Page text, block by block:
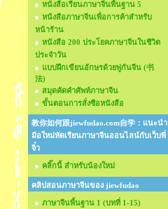
หนังสือเรียนภาษาจีนพื้นฐาน 5
หนังสือภาษาจีนเพื่อการค้าสำหรับ
หน้าร้าน
หนังสือ 200 ประโยคภาษาจีนในชีวิต
ประจำวัน
แบบฝึกเขียนอักษรด้วยพู่กันจีน (书
法)
สมุดคัดคำศัพท์ภาษาจีน
ขั้นตอนการสั่งซือหนังสือ
教你如何跟jiewfudao.com自学：แนะนำ
มือใหม่หัดเรียนภาษาจีนออนไลน์กับเว็บพี่
จิ๋ว
คลิ๊กนี้ สำหรับน้องใหม่
คลิปสอนภาษาจีนของ jiewfudao
ภาษาจีนพื้นฐาน 1 (บทที่ 1-15)